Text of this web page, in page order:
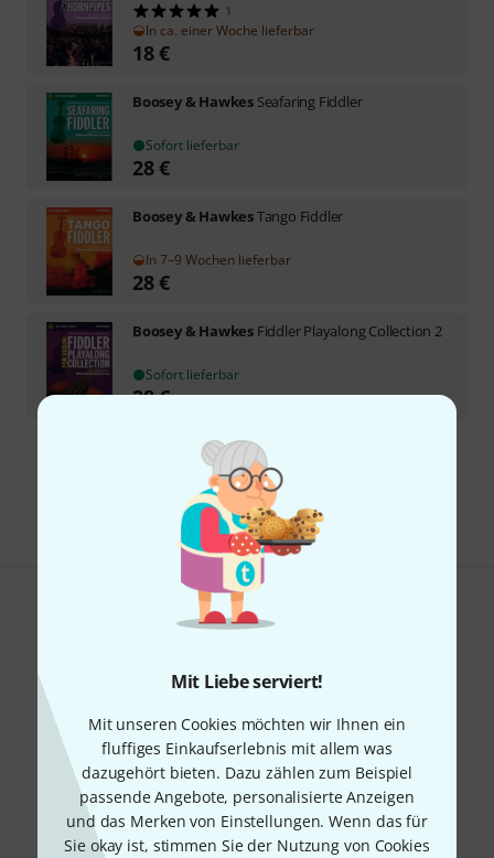
Mit Liebe serviert!
Mit unseren Cookies möchten wir Ihnen ein
fluffiges Einkaufserlebnis mit allem was
dazugehört bieten. Dazu zählen zum Beispiel
passende Angebote, personalisierte Anzeigen
und das Merken von Einstellungen. Wenn das für
Sie okay ist, stimmen Sie der Nutzung von Cookies
1
In ca. einer Woche lieferbar
18€
Boosey & Hawkes Seafaring Fiddler
Sofort lieferbar
28€
Boosey & HawkesTango Fiddler
In 7–9 Wochen lieferbar
28€
Boosey & Hawkes Fiddler Playalong Collection 2
Sofort lieferbar
28€
Kostenloser Versand ab 29 €
Alle Preise inkl. MwSt.
Gefällt Ihnen, was Sie sehen?